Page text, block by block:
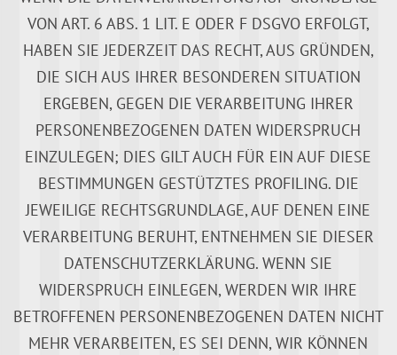
VON ART. 6 ABS. 1 LIT. E ODER F DSGVO ERFOLGT,
HABEN SIE JEDERZEIT DAS RECHT, AUS GRÜNDEN,
DIE SICH AUS IHRER BESONDEREN SITUATION
ERGEBEN, GEGEN DIE VERARBEITUNG IHRER
PERSONENBEZOGENEN DATEN WIDERSPRUCH
EINZULEGEN; DIES GILT AUCH FÜR EIN AUF DIESE
BESTIMMUNGEN GESTÜTZTES PROFILING. DIE
JEWEILIGE RECHTSGRUNDLAGE, AUF DENEN EINE
VERARBEITUNG BERUHT, ENTNEHMEN SIE DIESER
DATENSCHUTZERKLÄRUNG. WENN SIE
WIDERSPRUCH EINLEGEN, WERDEN WIR IHRE
BETROFFENEN PERSONENBEZOGENEN DATEN NICHT
MEHR VERARBEITEN, ES SEI DENN, WIR KÖNNEN